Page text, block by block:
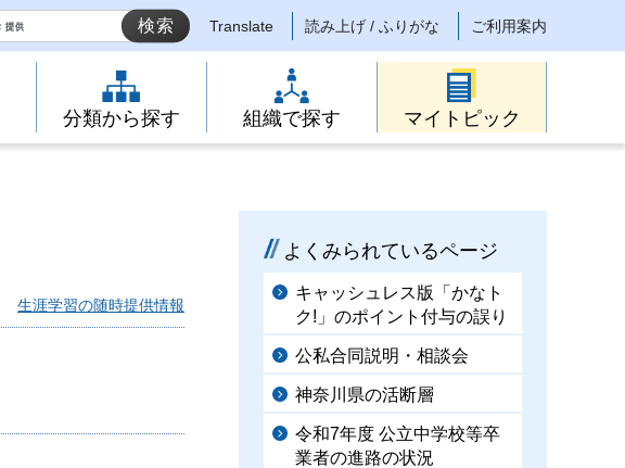
Translate 読み上げ / ふりがな ご利用案内
分類から探す 組織で探す マイトピック
生涯学習の随時提供情報
よくみられているページ
キャッシュレス版「かなト
ク!」のポイント付与の誤り
公私合同説明・相談会
神奈川県の活断層
令和7年度 公立中学校等卒
業者の進路の状況